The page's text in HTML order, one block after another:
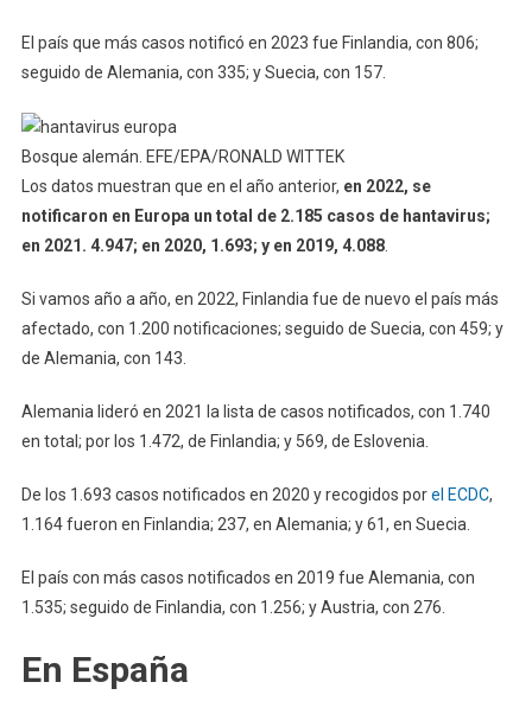
El país que más casos notificó en 2023 fue Finlandia, con 806;
seguido de Alemania, con 335; y Suecia, con 157.
Bosque alemán. EFE/EPA/RONALD WITTEK
Los datos muestran que en el año anterior, en 2022, se
notificaron en Europa un total de 2.185 casos de hantavirus;
en 2021. 4.947; en 2020, 1.693; y en 2019, 4.088.
Si vamos año a año, en 2022, Finlandia fue de nuevo el país más
afectado, con 1.200 notificaciones; seguido de Suecia, con 459; y
de Alemania, con 143.
Alemania lideró en 2021 la lista de casos notificados, con 1.740
en total; por los 1.472, de Finlandia; y 569, de Eslovenia.
De los 1.693 casos notificados en 2020 y recogidos porel ECDC,
1.164 fueron en Finlandia; 237, en Alemania; y 61, en Suecia.
El país con más casos notificados en 2019 fue Alemania, con
1.535; seguido de Finlandia, con 1.256; y Austria, con 276.
En España